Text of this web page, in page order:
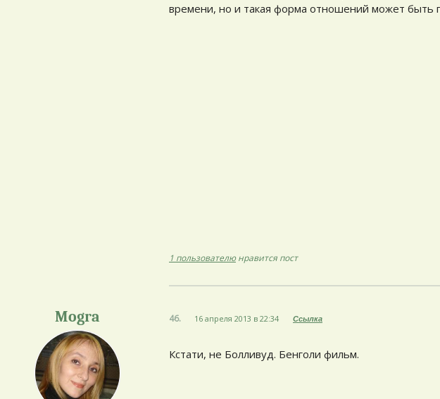
времени, но и такая форма отношений может быть
1 пользователюнравится пост
Mogra 46. 16 апреля 2013 в 22:34 Ссылка
Кстати, не Болливуд. Бенголи фильм.